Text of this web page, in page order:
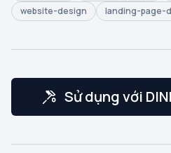
website-design
landing-page-
Sử dụng với